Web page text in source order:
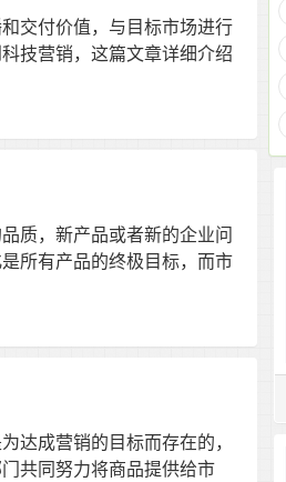
交付价值，与目标市场进行
技营销，这篇文章详细介绍
质，新产品或者新的企业问
所有产品的终极目标，而市
达成营销的目标而存在的，
共同努力将商品提供给市